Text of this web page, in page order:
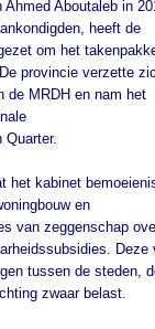
Aboutaleb in
heeft de
om het
provincie verzette
de MRDH en nam het
Quarter.
het kabinet
en
van zeggenschap
Deze
tussen de steden,
zwaar belast.